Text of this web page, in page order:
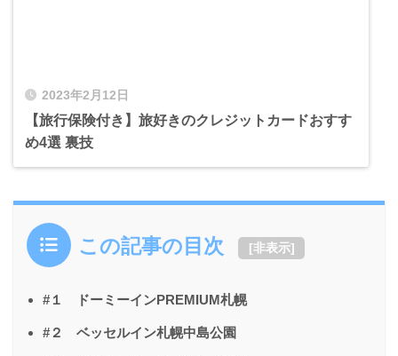
2023年2月12日
【旅行保険付き】旅好きのクレジットカードおすす
め4選 裏技
この記事の目次 [非表示]
#１ ドーミーインPREMIUM札幌
#２ ベッセルイン札幌中島公園